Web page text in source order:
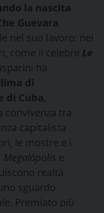
la nascita
Guevara
nel suo lavoro: nei
come il celebre Le
ha
di
di Cuba,
convivenza tra
capitalista
le mostre e i
Megalópolis e
realtà
sguardo
Premiato più